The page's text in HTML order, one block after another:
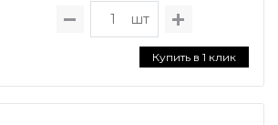
шт
Купить в 1 клик